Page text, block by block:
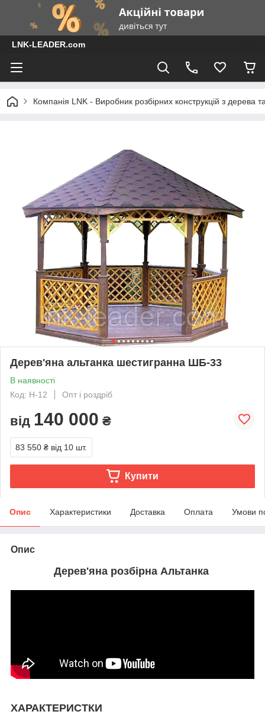
LNK-LEADER.com
Компанія LNK - Виробник розбірних конструкцій з дерева
Дерев'яна альтанка шестигранна ШБ-33
В наявності
Код: H-12
Опт і роздріб
від 140 000 ₴
83 550 ₴ від 10 шт.
Купити
Опис Характеристики Доставка Оплата Умови
Опис
Дерев'яна розбірна Альтанка
ХАРАКТЕРИСТКИ